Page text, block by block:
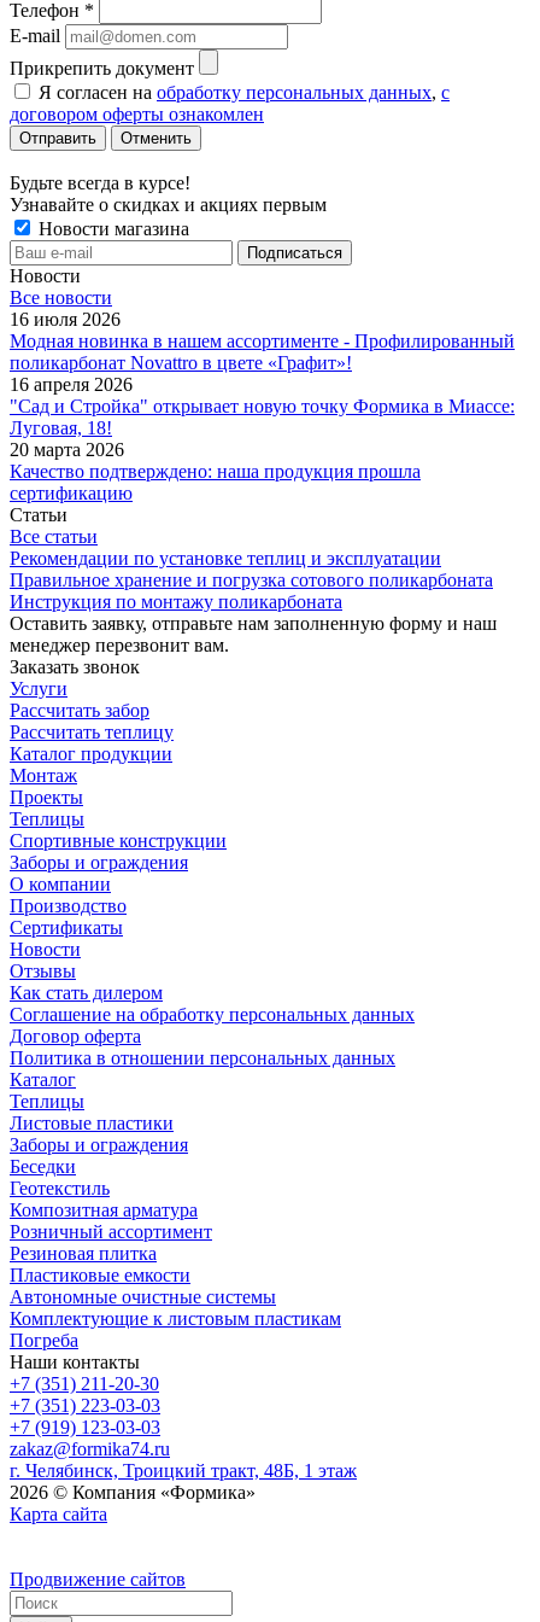
Телефон *
E-mail
Прикрепить документ
Я согласен на обработку персональных данных, с
договором оферты ознакомлен
Отменить
Будьте всегда в курсе!
Узнавайте о скидках и акциях первым
Новости магазина
Новости
Все новости
16 июля 2026
Модная новинка в нашем ассортименте - Профилированный
поликарбонат Novattro в цвете «Графит»!
16 апреля 2026
"Сад и Стройка" открывает новую точку Формика в Миассе:
Луговая, 18!
20 марта 2026
Качество подтверждено: наша продукция прошла
сертификацию
Статьи
Все статьи
Рекомендации по установке теплиц и эксплуатации
Правильное хранение и погрузка сотового поликарбоната
Инструкция по монтажу поликарбоната
Оставить заявку, отправьте нам заполненную форму и наш
менеджер перезвонит вам.
Заказать звонок
Услуги
Рассчитать забор
Рассчитать теплицу
Каталог продукции
Монтаж
Проекты
Теплицы
Спортивные конструкции
Заборы и ограждения
О компании
Производство
Сертификаты
Новости
Отзывы
Как стать дилером
Соглашение на обработку персональных данных
Договор оферта
Политика в отношении персональных данных
Каталог
Теплицы
Листовые пластики
Заборы и ограждения
Беседки
Геотекстиль
Композитная арматура
Розничный ассортимент
Резиновая плитка
Пластиковые емкости
Автономные очистные системы
Комплектующие к листовым пластикам
Погреба
Наши контакты
+7 (351) 211-20-30
+7 (351) 223-03-03
+7 (919) 123-03-03
zakaz@formika74.ru
г. Челябинск, Троицкий тракт, 48Б, 1 этаж
2026 © Компания «Формика»
Карта сайта
Продвижение сайтов